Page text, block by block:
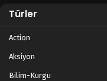
Türler
Action
Aksiyon
Bilim-Kurgu